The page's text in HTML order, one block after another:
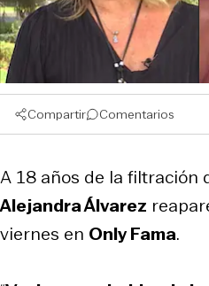
Compartir Comentarios
A 18 años de la filtración
Alejandra Álvarez
viernes en Only Fama.